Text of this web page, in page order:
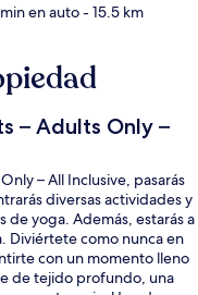
en auto- 15.5 km
– Adults Only –
– All Inclusive, pasarás
diversas actividades y
de yoga. Además, estarás a
Diviértete como nunca en
con un momento lleno
de tejido profundo, una